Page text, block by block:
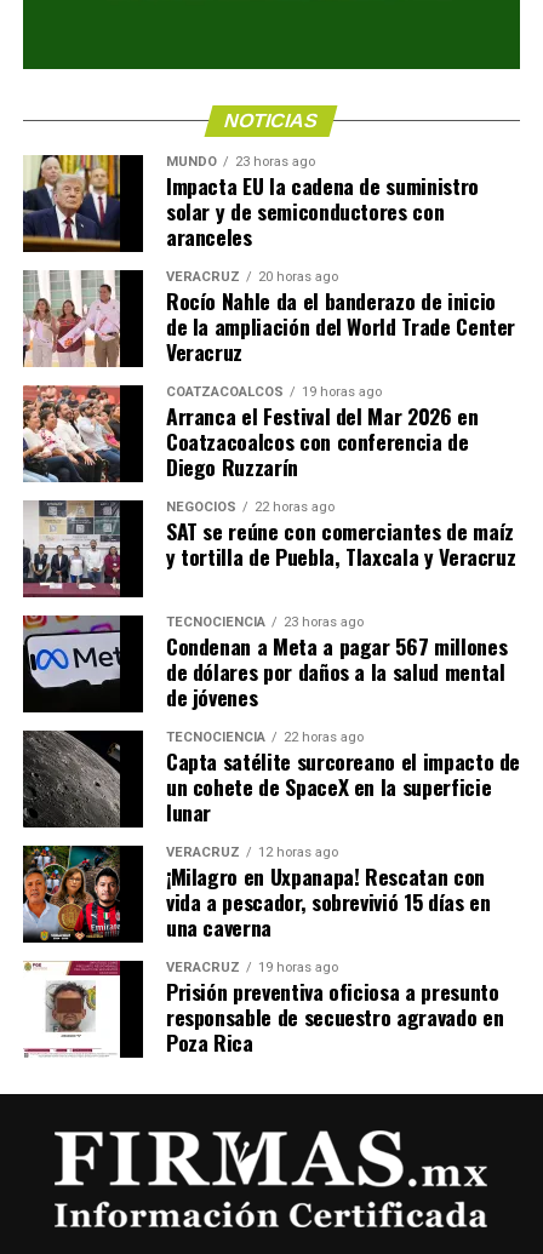
NOTICIAS
MUNDO 23 horas ago
Impacta EU la cadena de suministro
solar y de semiconductores con
aranceles
VERACRUZ 20 horas ago
Rocío Nahle da el banderazo de inicio
de la ampliación del World Trade Center
Veracruz
COATZACOALCOS 19 horas ago
Arranca el Festival del Mar 2026 en
Coatzacoalcos con conferencia de
Diego Ruzzarín
NEGOCIOS 22 horas ago
SAT se reúne con comerciantes de maíz
y tortilla de Puebla, Tlaxcala y Veracruz
TECNOCIENCIA 23 horas ago
Condenan a Meta a pagar 567 millones
de dólares por daños a la salud mental
de jóvenes
TECNOCIENCIA 22 horas ago
Capta satélite surcoreano el impacto de
un cohete de SpaceX en la superficie
lunar
VERACRUZ 12 horas ago
¡Milagro en Uxpanapa! Rescatan con
vida a pescador, sobrevivió 15 días en
una caverna
VERACRUZ 19 horas ago
Prisión preventiva oficiosa a presunto
responsable de secuestro agravado en
Poza Rica